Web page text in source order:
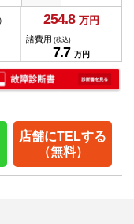
254.8 万円
諸費用 (税込)
7.7 万円
店舗にTELする
（無料）